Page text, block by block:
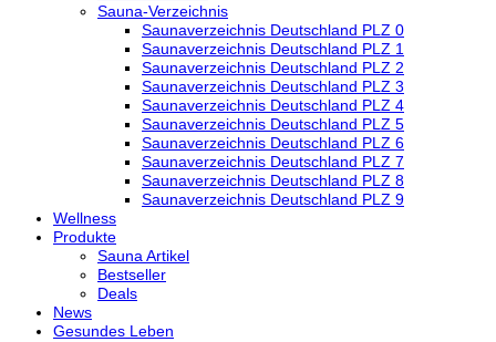
Sauna-Verzeichnis
Saunaverzeichnis Deutschland PLZ 0
Saunaverzeichnis Deutschland PLZ 1
Saunaverzeichnis Deutschland PLZ 2
Saunaverzeichnis Deutschland PLZ 3
Saunaverzeichnis Deutschland PLZ 4
Saunaverzeichnis Deutschland PLZ 5
Saunaverzeichnis Deutschland PLZ 6
Saunaverzeichnis Deutschland PLZ 7
Saunaverzeichnis Deutschland PLZ 8
Saunaverzeichnis Deutschland PLZ 9
Wellness
Produkte
Sauna Artikel
Bestseller
Deals
News
Gesundes Leben